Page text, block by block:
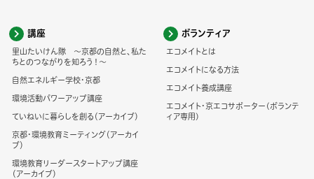
講座
里山たいけん隊 ～京都の自然と、私た
ちとのつながりを知ろう！～
自然エネルギー学校・京都
環境活動パワーアップ講座
ていねいに暮らしを創る（アーカイブ）
京都・環境教育ミーティング（アーカイ
ブ）
環境教育リーダースタートアップ講座
（アーカイブ）
ボランティア
エコメイトとは
エコメイトになる方法
エコメイト養成講座
エコメイト・京エコサポーター(ボランテ
ィア専用)